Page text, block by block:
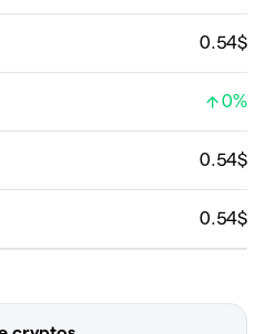
0.54$
0%
0.54$
0.54$